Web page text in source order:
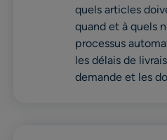
quels articles
quand et à quels
processus
les délais de
demande et les